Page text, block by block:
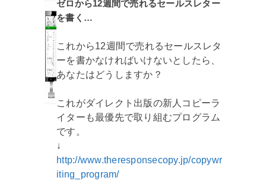
ゼロから12週間で売れるセールスレター
を書く…
これから12週間で売れるセールスレタ
ーを書かなければいけないとしたら、
あなたはどうしますか？
これがダイレクト出版の新人コピーラ
イターも最優先で取り組むプログラム
です。
↓
http://www.theresponsecopy.jp/copywr
iting_program/